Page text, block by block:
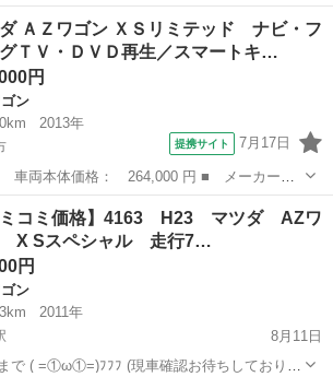
detail?carno=036...
AZ-ワゴン
ＡＺワゴン ＸＳリミテッド ナビ・フ
ＴＶ・ＤＶＤ再生／スマートキ…
円
ン
2013年
提携サイト 7月17日
： ＡＺワゴン ■ グレード名： ＸＳリミ
ＴＶ・ＤＶＤ再生／スマートキー＆プッシュ
ワゴン
ミコミ価格】4163 H23 マツダ AZワ
X Sスペシャル 走行7…
円
ン
2011年
8月11日
(現車確認お待ちしておりま